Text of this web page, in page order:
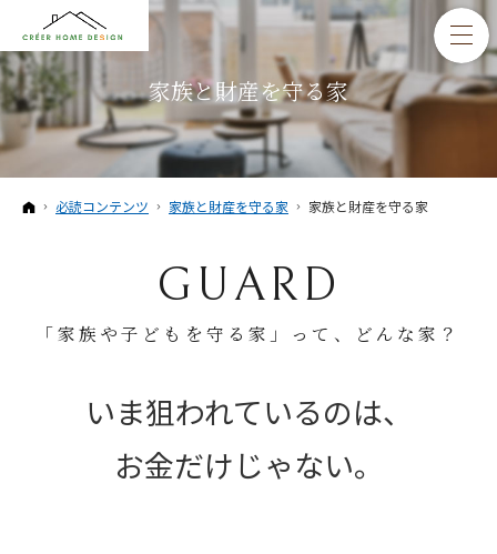
家族と財産を守る家
ホーム
必読コンテンツ 家族と財産を守る家 家族と財産を守る家
GUARD
「家族や子どもを守る家」って、どんな家？
いま狙われているのは、
お金だけじゃない。